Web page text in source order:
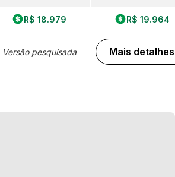
R$ 18.979
Versão pesquisada
R$ 19.964
Mais detalhes